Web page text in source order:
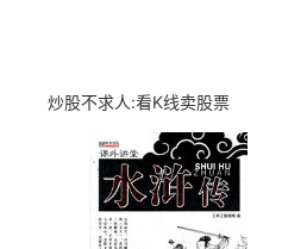
炒股不求人:看K线卖股票